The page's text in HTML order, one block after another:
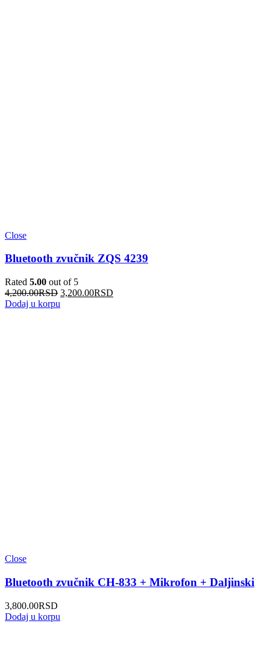
Close
Bluetooth zvučnik ZQS 4239
Rated 5.00 out of 5
4,200.00RSD 3,200.00RSD
Dodaj u korpu
Close
Bluetooth zvučnik CH-833 + Mikrofon + Daljinski
3,800.00RSD
Dodaj u korpu